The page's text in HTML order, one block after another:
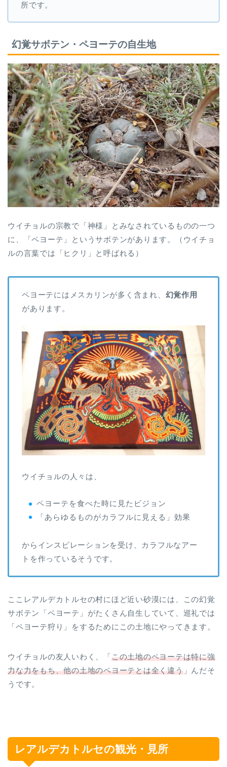
所です。
幻覚サボテン・ペヨーテの自生地
ウイチョルの宗教で「神様」とみなされているものの一つ
に、「ペヨーテ」というサボテンがあります。（ウイチョ
ルの言葉では「ヒクリ」と呼ばれる）
ペヨーテにはメスカリンが多く含まれ、 幻覚作用
があります。
ウイチョルの人々は、
ペヨーテを食べた時に見たビジョン
「あらゆるものがカラフルに見える」効果
からインスピレーションを受け、カラフルなアー
トを作っているそうです。
ここレアルデカトルセの村にほど近い砂漠には、この幻覚
サボテン「ペヨーテ」がたくさん自生していて、巡礼では
「ペヨーテ狩り」をするためにこの土地にやってきます。
ウイチョルの友人いわく、「この土地のペヨーテは特に強
力な力をもち、他の土地のペヨーテとは全く違う」んだそ
うです。
レアルデカトルセの観光・見所